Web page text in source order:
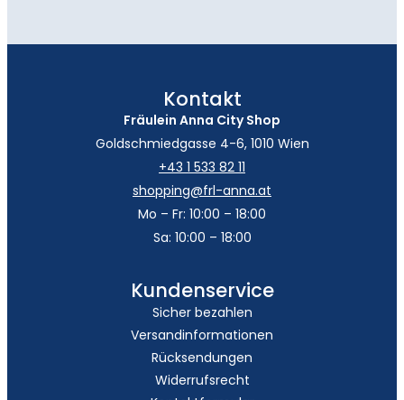
Kontakt
Fräulein Anna City Shop
Goldschmiedgasse 4-6, 1010 Wien
+43 1 533 82 11
shopping@frl-anna.at
Mo – Fr: 10:00 – 18:00
Sa: 10:00 – 18:00
Kundenservice
Sicher bezahlen
Versandinformationen
Rücksendungen
Widerrufsrecht